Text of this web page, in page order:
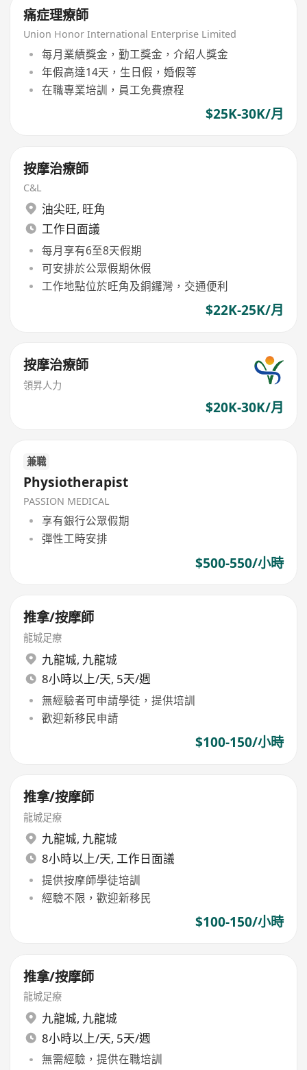
痛症理療師
Union Honor International Enterprise Limited
每月業績獎金，勤工獎金，介紹人獎金
年假高達14天，生日假，婚假等
在職專業培訓，員工免費療程
$25K-30K/月
按摩治療師
C&L
油尖旺, 旺角
工作日面議
每月享有6至8天假期
可安排於公眾假期休假
工作地點位於旺角及銅鑼灣，交通便利
$22K-25K/月
按摩治療師
領昇人力
$20K-30K/月
兼職
Physiotherapist
PASSION MEDICAL
享有銀行公眾假期
彈性工時安排
$500-550/小時
推拿/按摩師
龍城足療
九龍城, 九龍城
8小時以上/天, 5天/週
無經驗者可申請學徒，提供培訓
歡迎新移民申請
$100-150/小時
推拿/按摩師
龍城足療
九龍城, 九龍城
8小時以上/天, 工作日面議
提供按摩師學徒培訓
經驗不限，歡迎新移民
$100-150/小時
推拿/按摩師
龍城足療
九龍城, 九龍城
8小時以上/天, 5天/週
無需經驗，提供在職培訓